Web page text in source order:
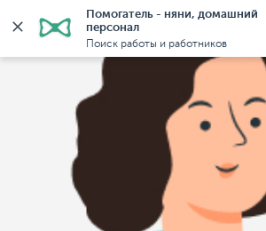
Помогатель - няни, домашний
персонал
Поиск работы и работников
Главная Повара Повара в Москве